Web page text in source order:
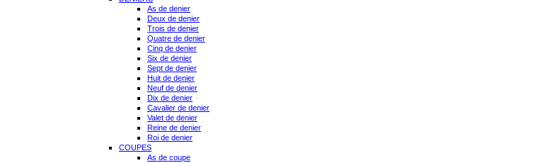
As de denier
Deux de denier
Trois de denier
Quatre de denier
Cinq de denier
Six de denier
Sept de denier
Huit de denier
Neuf de denier
Dix de denier
Cavalier de denier
Valet de denier
Reine de denier
Roi de denier
COUPES
As de coupe